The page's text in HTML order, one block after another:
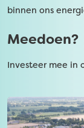
binnen ons
Meedoen?
Investeer mee in